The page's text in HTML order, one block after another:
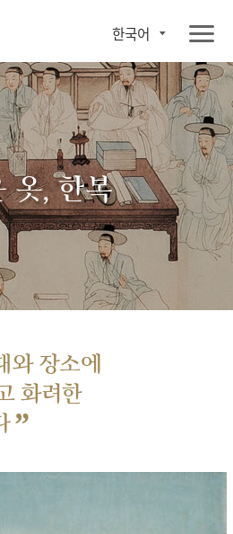
한국어
옷, 한복
와 장소에
화려한
”